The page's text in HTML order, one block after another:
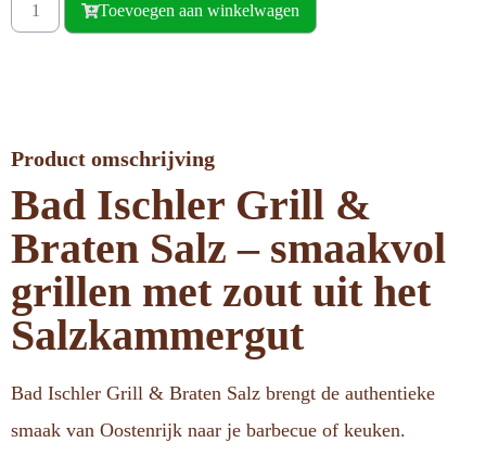
Toevoegen aan winkelwagen
Product omschrijving
Bad Ischler Grill &
Braten Salz – smaakvol
grillen met zout uit het
Salzkammergut
Bad Ischler Grill & Braten Salz brengt de authentieke
smaak van Oostenrijk naar je barbecue of keuken.